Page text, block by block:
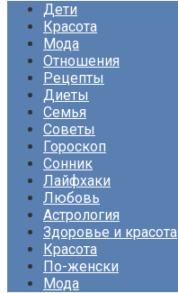
Дети
Красота
Мода
Отношения
Рецепты
Диеты
Семья
Советы
Гороскоп
Сонник
Лайфхаки
Любовь
Астрология
Здоровье и красота
Красота
По-женски
Мода